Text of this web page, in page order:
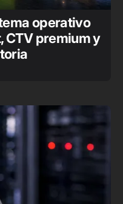
operativo
CTV premium y